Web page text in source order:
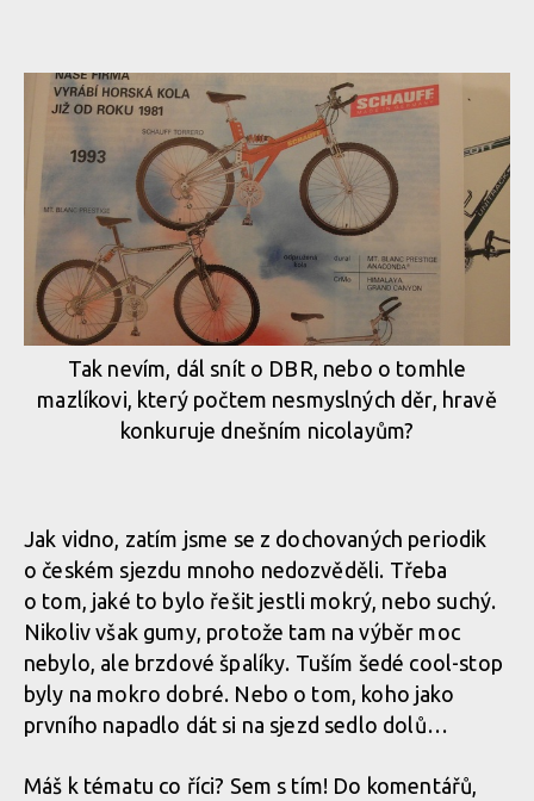
Tak nevím, dál snít o DBR, nebo o tomhle
mazlíkovi, který počtem nesmyslných děr, hravě
konkuruje dnešním nicolayům?
Jak vidno, zatím jsme se z dochovaných periodik
o českém sjezdu mnoho nedozvěděli. Třeba
o tom, jaké to bylo řešit jestli mokrý, nebo suchý.
Nikoliv však gumy, protože tam na výběr moc
nebylo, ale brzdové špalíky. Tuším šedé cool-stop
byly na mokro dobré. Nebo o tom, koho jako
prvního napadlo dát si na sjezd sedlo dolů…
Máš k tématu co říci? Sem s tím! Do komentářů,